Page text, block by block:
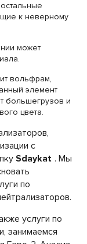
к неверному
может
вольфрам,
элемент
большегрузов и
цвета.
с
Sdaykat . Мы
по
услуги по
занимаемся